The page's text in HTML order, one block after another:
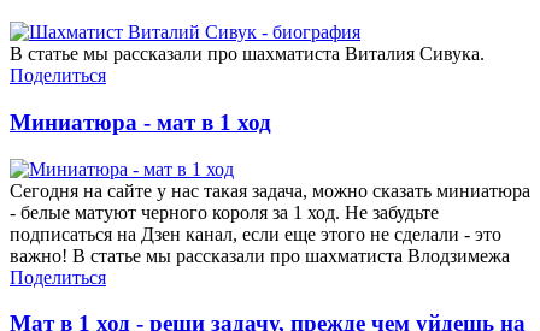
В статье мы рассказали про шахматиста Виталия Сивука.
Поделиться
Миниатюра - мат в 1 ход
Сегодня на сайте у нас такая задача, можно сказать миниатюра
- белые матуют черного короля за 1 ход. Не забудьте
подписаться на Дзен канал, если еще этого не сделали - это
важно! В статье мы рассказали про шахматиста Влодзимежа
Поделиться
Мат в 1 ход - реши задачу, прежде чем уйдешь на